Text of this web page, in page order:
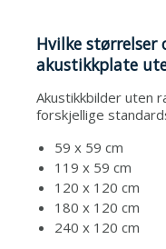
Hvilke
akustikkplate
Akustikkbilder uten
forskjellige
59 x 59 cm
119 x 59 cm
120 x 120 cm
180 x 120 cm
240 x 120 cm